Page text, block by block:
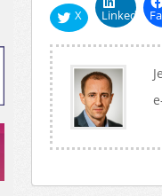
X LinkedIn